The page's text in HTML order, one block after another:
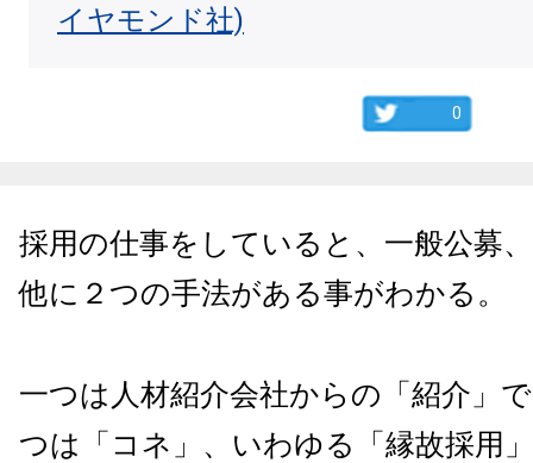
イヤモンド社)
0
採用の仕事をしていると、一般公募
他に２つの手法がある事がわかる。
一つは人材紹介会社からの「紹介」
つは「コネ」、いわゆる「縁故採用